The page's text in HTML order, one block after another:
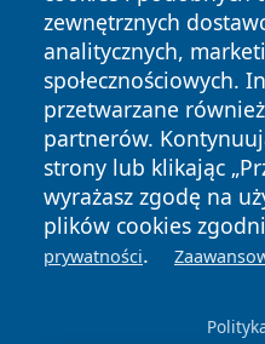
zewnętrznych
analitycznych,
społecznościowych.
przetwarzane
partnerów.
strony lub klikając
wyrażasz zgodę na
plików cookies
prywatności.
Copyright © 2026
zastrzeżone.
News Autorzy
Polityka